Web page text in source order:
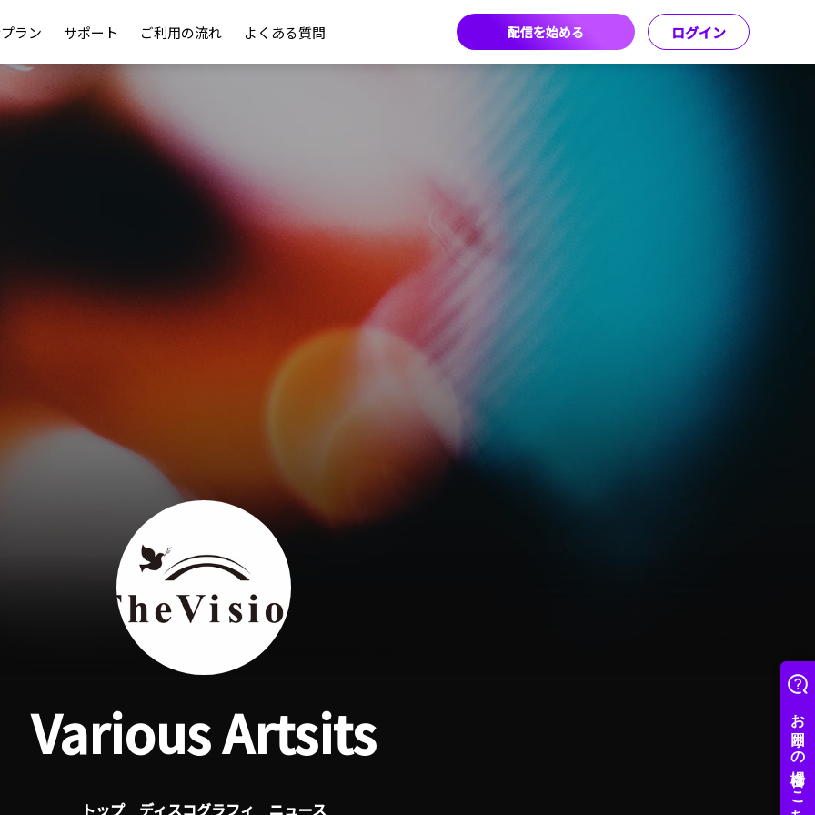
ラン サポート ご利用の流れ よくある質問 配信を始める ログイン
Various Artsits
トップ ディスコグラフィ ニュース